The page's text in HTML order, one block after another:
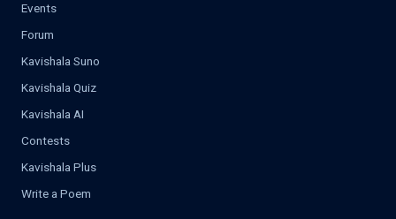
Events
Forum
Kavishala Suno
Kavishala Quiz
Kavishala AI
Contests
Kavishala Plus
Write a Poem